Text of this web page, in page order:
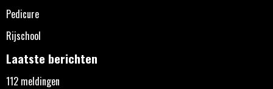
Pedicure
Rijschool
Laatste berichten
112 meldingen